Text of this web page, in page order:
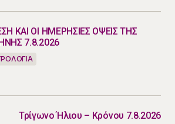
ΚΑΙ ΟΙ ΗΜΕΡΗΣΙΕΣ ΟΨΕΙΣ ΤΗΣ
7.8.2026
Τρίγωνο Ήλιου – Κρόνου 7.8.2026